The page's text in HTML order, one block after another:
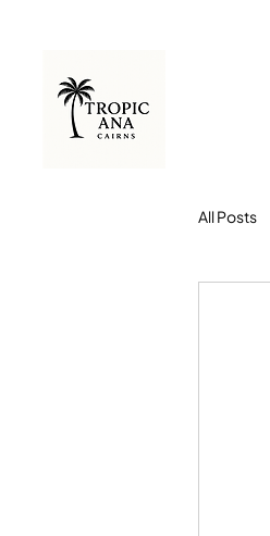
All Posts